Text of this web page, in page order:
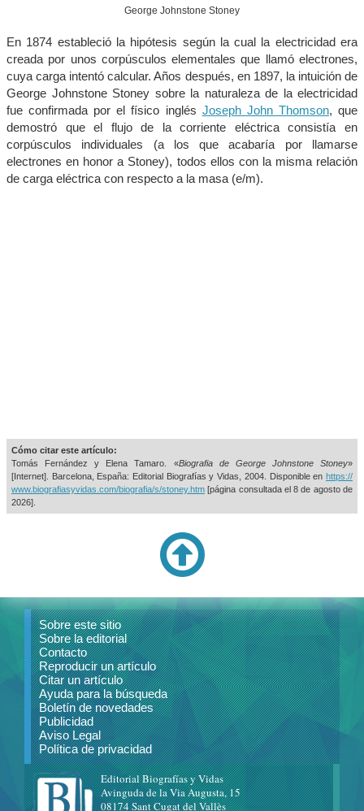
George Johnstone Stoney
En 1874 estableció la hipótesis según la cual la electricidad era
creada por unos corpúsculos elementales que llamó electrones,
cuya carga intentó calcular. Años después, en 1897, la intuición de
George Johnstone Stoney sobre la naturaleza de la electricidad
fue confirmada por el físico inglés Joseph John Thomson, que
demostró que el flujo de la corriente eléctrica consistía en
corpúsculos individuales (a los que acabaría por llamarse
electrones en honor a Stoney), todos ellos con la misma relación
de carga eléctrica con respecto a la masa (e/m).
Cómo citar este artículo:
Tomás Fernández y Elena Tamaro. «Biografia de George Johnstone Stoney»
[Internet]. Barcelona, España: Editorial Biografías y Vidas, 2004. Disponible en https://
www.biografiasyvidas.com/biografia/s/stoney.htm [página consultada el8 de agosto de
2026].
Sobre este sitio
Sobre la editorial
Contacto
Reproducir un artículo
Citar un artículo
Ayuda para la búsqueda
Boletín de novedades
Publicidad
Aviso Legal
Política de privacidad
Editorial Biografías y Vidas
Avinguda de la Via Augusta, 15
08174 Sant Cugat del Vallès